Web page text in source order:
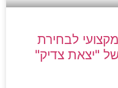
לבחירת
"יצאת צדיק"